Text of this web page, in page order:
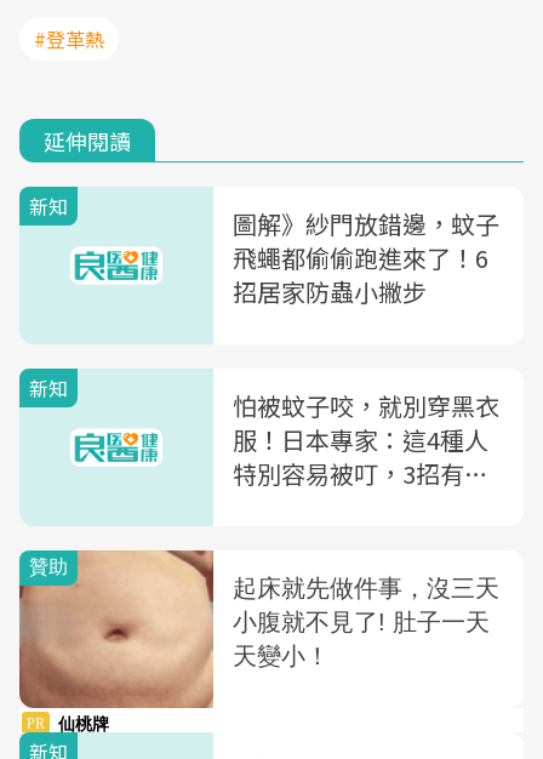
#登革熱
延伸閱讀
新知
圖解》紗門放錯邊，蚊子
飛蠅都偷偷跑進來了！6
招居家防蟲小撇步
新知
怕被蚊子咬，就別穿黑衣
服！日本專家：這4種人
特別容易被叮，3招有效
新知